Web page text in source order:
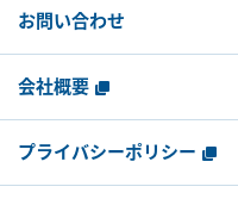
お問い合わせ
会社概要
プライバシーポリシー